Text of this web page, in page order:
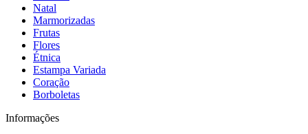
Natal
Marmorizadas
Frutas
Flores
Étnica
Estampa Variada
Coração
Borboletas
Informações